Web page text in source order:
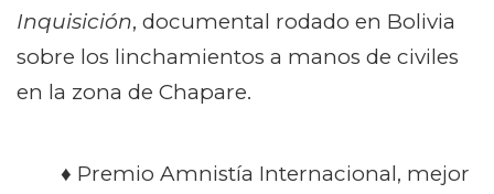
Inquisición, documental rodado en Bolivia
sobre los linchamientos a manos de civiles
en la zona de Chapare.
♦ Premio Amnistía Internacional, mejor